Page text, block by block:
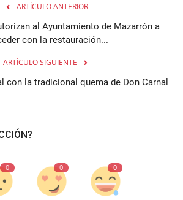
ARTÍCULO ANTERIOR
al Ayuntamiento de Mazarrón a
con la restauración...
ARTÍCULO SIGUIENTE
con la tradicional quema de Don Carnal
0 0 0